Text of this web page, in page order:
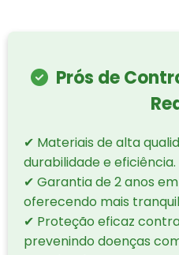
Prós de
✔ Materiais de alta
durabilidade e eficiência.
✔ Garantia de 2 anos
oferecendo mais
✔ Proteção eficaz
prevenindo doenças